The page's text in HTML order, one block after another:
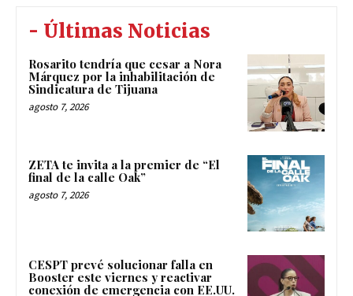
- Últimas Noticias
Rosarito tendría que cesar a Nora
Márquez por la inhabilitación de
Sindicatura de Tijuana
agosto 7, 2026
ZETA te invita a la premier de “El
final de la calle Oak”
agosto 7, 2026
CESPT prevé solucionar falla en
Booster este viernes y reactivar
conexión de emergencia con EE.UU.